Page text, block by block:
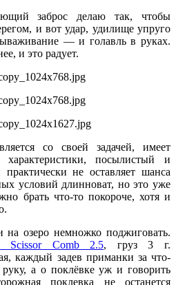
заброс делаю так, чтобы
и вот удар, удилище упруго
— и голавль в руках.
и это радует.
со своей задачей, имеет
характеристики, посылистый и
не оставляет шанса
условий длинноват, но это уже
брать что-то покороче, хотя и
на озеро немножко поджиговать.
Scissor Comb 2.5, груз 3 г.
каждый задев приманки за что-
а о поклёвке уж и говорить
поклевка не останется